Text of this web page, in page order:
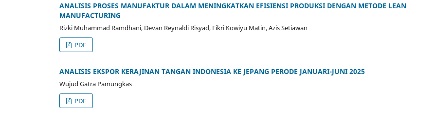
ANALISIS PROSES MANUFAKTUR DALAM MENINGKATKAN EFISIENSI PRODUKSI DENGAN METODE LEAN
MANUFACTURING
Rizki Muhammad Ramdhani, Devan Reynaldi Risyad, Fikri Kowiyu Matin, Azis Setiawan
PDF
ANALISIS EKSPOR KERAJINAN TANGAN INDONESIA KE JEPANG PERODE JANUARI-JUNI 2025
Wujud Gatra Pamungkas
PDF